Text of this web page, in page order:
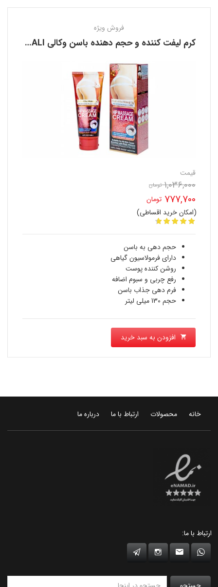
فروش ویژه
کرم لیفت کننده و حجم دهنده باسن وکالی WOKALI
قیمت
1,036,000 تومان
اصلی
بود.
777,700 تومان
قیمت
فعلی
777,700 تومان
است.
(امکان خرید اقساطی)
حجم دهی به باسن
دارای فرمولاسیون گیاهی
روشن کننده پوست
رفع چربی و سبوم اضافه
فرم دهی جذاب باسن
حجم 130 میلی لیتر
افزودن به سبد خرید
خانه محصولات ارتباط با ما درباره ما
ارتباط با ما: